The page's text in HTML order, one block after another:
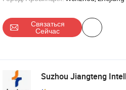
Связаться
Сейчас
Suzhou Jiangteng